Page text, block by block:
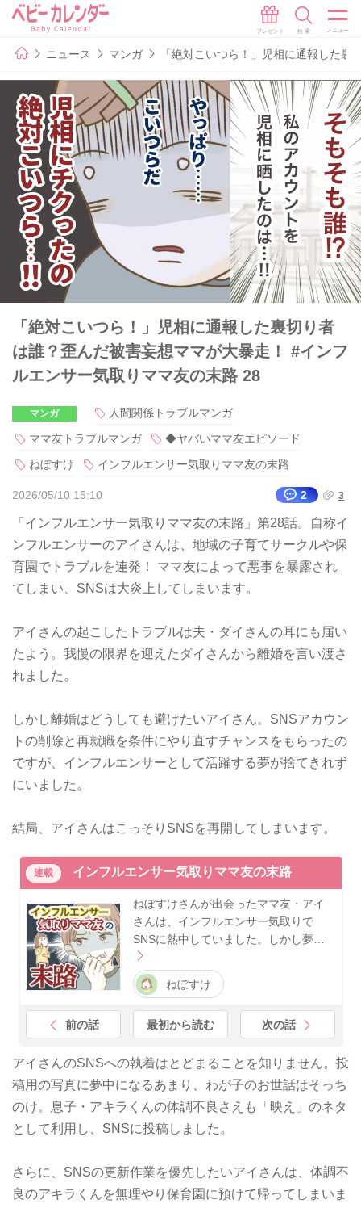
ニュース マンガ 「絶対こいつら！」児相に通報した
「絶対こいつら！」児相に通報した裏切り者
は誰？歪んだ被害妄想ママが大暴走！ #インフ
ルエンサー気取りママ友の末路 28
マンガ
人間関係トラブルマンガ
ママ友トラブルマンガ
◆ヤバいママ友エピソード
ねぼすけ
インフルエンサー気取りママ友の末路
2026/05/10 15:10 2 3
「インフルエンサー気取りママ友の末路」第28話。自称イ
ンフルエンサーのアイさんは、地域の子育てサークルや保
育園でトラブルを連発！ ママ友によって悪事を暴露され
てしまい、SNSは大炎上してしまいます。
アイさんの起こしたトラブルは夫・ダイさんの耳にも届い
たよう。我慢の限界を迎えたダイさんから離婚を言い渡さ
れました。
しかし離婚はどうしても避けたいアイさん。SNSアカウン
トの削除と再就職を条件にやり直すチャンスをもらったの
ですが、インフルエンサーとして活躍する夢が捨てきれず
にいました。
結局、アイさんはこっそりSNSを再開してしまいます。
連載 インフルエンサー気取りママ友の末路
ねぼすけさんが出会ったママ友・アイ
さんは、インフルエンサー気取りで
SNSに熱中していました。しかし夢…
ねぼすけ
前の話 最初から読む 次の話
アイさんのSNSへの執着はとどまることを知りません。投
稿用の写真に夢中になるあまり、わが子のお世話はそっち
のけ。息子・アキラくんの体調不良さえも「映え」のネタ
として利用し、SNSに投稿しました。
さらに、SNSの更新作業を優先したいアイさんは、体調不
良のアキラくんを無理やり保育園に預けて帰ってしまいま